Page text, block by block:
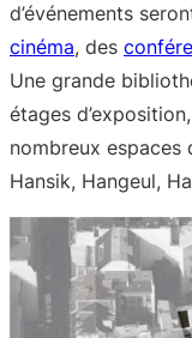
d’événements
cinéma, des
Une grande
étages
nombreux espaces
Hansik, Hangeul,